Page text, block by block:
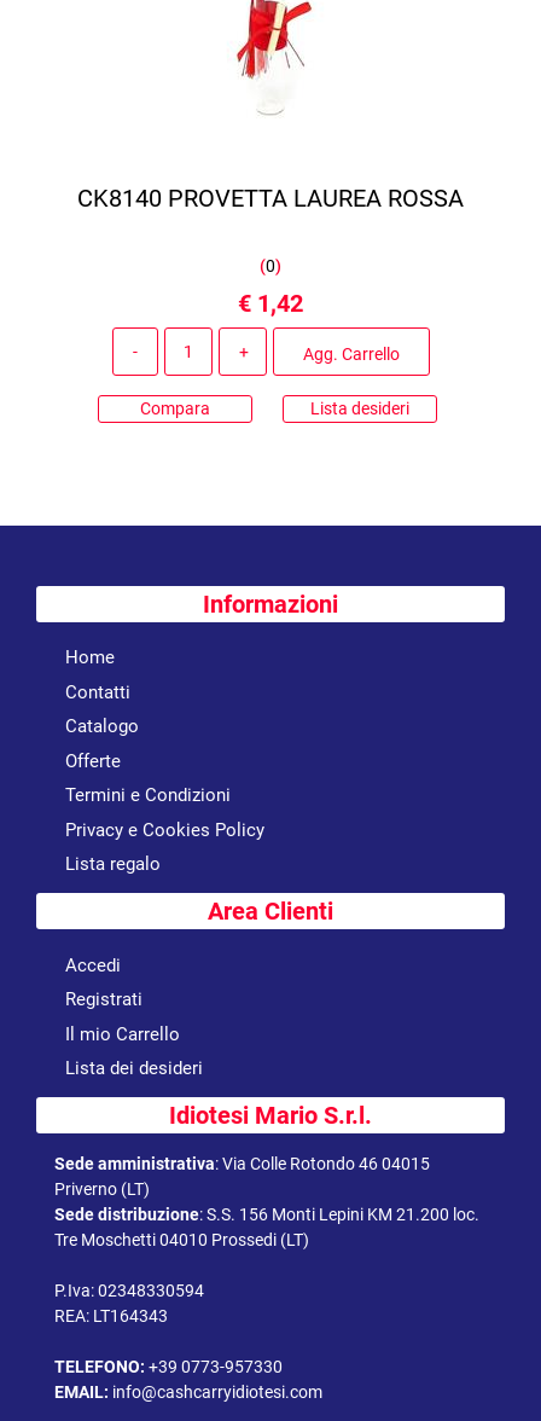
CK8140 PROVETTA LAUREA ROSSA
(0)
€ 1,42
Agg. Carrello
Compara Lista desideri
Informazioni
Home
Contatti
Catalogo
Offerte
Termini e Condizioni
Privacy e Cookies Policy
Lista regalo
Area Clienti
Accedi
Registrati
Il mio Carrello
Lista dei desideri
Idiotesi Mario S.r.l.
Sede amministrativa:Via Colle Rotondo 46 04015
Priverno (LT)
Sede distribuzione:S.S. 156 Monti Lepini KM 21.200 loc.
Tre Moschetti 04010 Prossedi (LT)
P.Iva: 02348330594
REA: LT164343
TELEFONO: +39 0773-957330
EMAIL: info@cashcarryidiotesi.com